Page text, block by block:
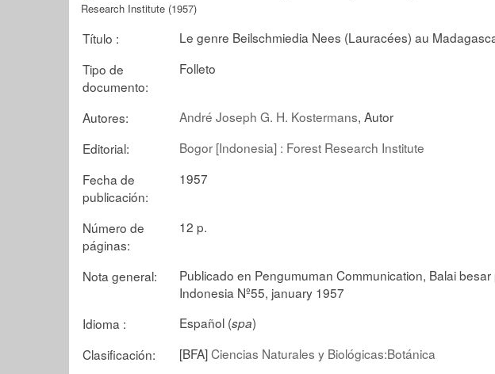
Research Institute (1957)
Título :
Le genre Beilschmiedia Nees (Lauracées) au
Tipo de
documento:
Folleto
Autores: André Joseph G. H. Kostermans, Autor
Editorial:
Bogor [Indonesia] : Forest Research Institute
Fecha de
publicación:
1957
Número de
páginas:
12 p.
Nota general:
Publicado en Pengumuman Communication, Balai
Indonesia Nº55, january 1957
Idioma :
Español (spa)
Clasificación:
[BFA]Ciencias Naturales y Biológicas:Botánica